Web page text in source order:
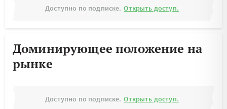
Доступно по подписке. Открыть доступ.
Доминирующее положение на
рынке
Доступно по подписке. Открыть доступ.